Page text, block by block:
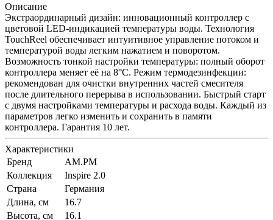
Описание
Экстраординарный дизайн: инновационный контроллер с
цветовой LED-индикацией температуры воды. Технология
TouchReel обеспечивает интуитивное управление потоком и
температурой воды легким нажатием и поворотом.
Возможность тонкой настройки температуры: полный оборот
контроллера меняет её на 8°С. Режим термодезинфекции:
рекомендован для очистки внутренних частей смесителя
после длительного перерыва в использовании. Быстрый старт
с двумя настройками температуры и расхода воды. Каждый из
параметров легко изменить и сохранить в памяти
контроллера. Гарантия 10 лет.
Характеристики
Бренд
AM.PM
Коллекция
Inspire 2.0
Страна
Германия
Длина, см
16.7
Высота, см
16.1